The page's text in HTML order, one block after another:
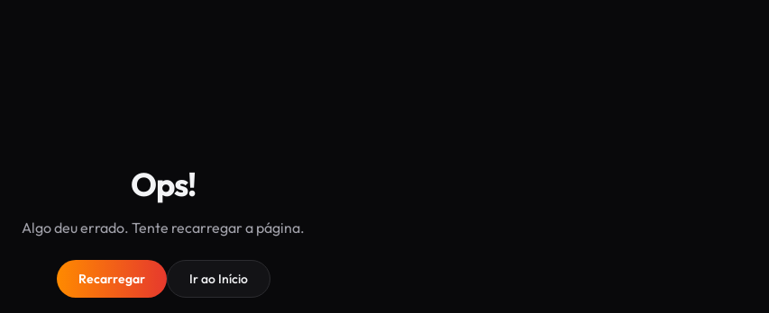
Ops!
Algo deu errado. Tente recarregar a página.
Recarregar Ir ao Início